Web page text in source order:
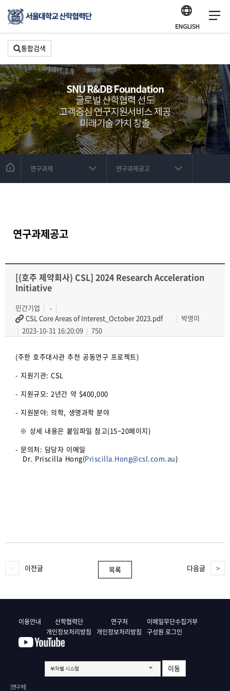
통합검색
연구과제 연구과제공고
연구과제공고
[(호주 제약회사) CSL] 2024 Research Acceleration
Initiative
민간기업
-
CSL Core Areas of Interest_October 2023.pdf
박영미
2023-10-31 16:20:09
750
(주한 호주대사관 추천 공동연구 프로젝트)
- 지원기관: CSL
- 지원규모: 2년간 약 $400,000
- 지원분야: 의학, 생명과학 분야
※ 상세 내용은 붙임파일 참고(15~20페이지)
- 문의처: 담당자 이메일
Dr. Priscilla Hong(Priscilla.Hong@csl.com.au)
이전글 목록 다음글
이용안내
산학협력단
개인정보처리방침
연구처
개인정보처리방침
이메일무단수집거부
구성원 로그인
부처별 시스템 이동
[연구처]